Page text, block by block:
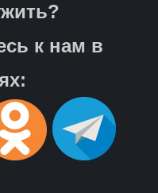
к нам в